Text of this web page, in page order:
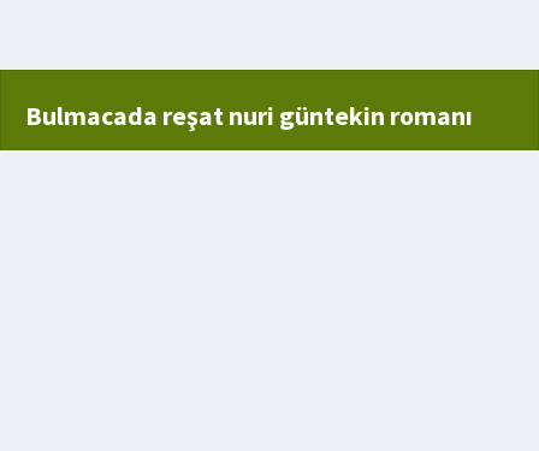
Bulmacada reşat nuri güntekin romanı